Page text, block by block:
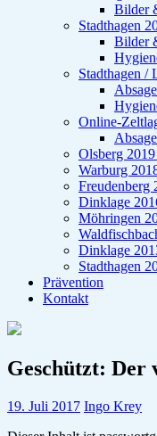
Bilder
Stadthagen
Bilder
Stadthagen /
Online-
Olsberg
Warburg
Freudenberg
Dinklage
Möhringen
Dinklage
Stadthagen
Prävention
Kontakt
Geschützt: Der
19. Juli 2017 Ingo Krey